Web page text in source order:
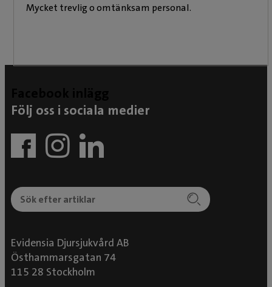
Mycket trevlig o omtänksam personal.
Följ oss i sociala medier
Evidensia Djursjukvård AB
Östhammarsgatan 74
115 28 Stockholm